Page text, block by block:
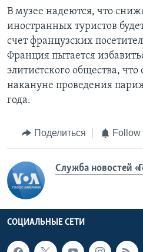
В музее надеются, что
иностранных туристов
счет французских
Франция пытается
элитистского общества,
накануне проведения
года.
Поделиться Follow
Служба новостей
СОЦИАЛЬНЫЕ СЕТИ